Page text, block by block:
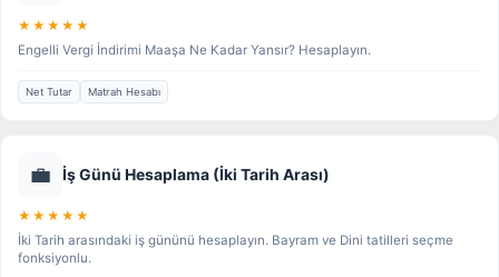
★★★★★
Engelli Vergi İndirimi Maaşa Ne Kadar Yansır? Hesaplayın.
Net Tutar Matrah Hesabı
💼 İş Günü Hesaplama (İki Tarih Arası)
★★★★★
İki Tarih arasındaki iş gününü hesaplayın. Bayram ve Dini tatilleri seçme
fonksiyonlu.